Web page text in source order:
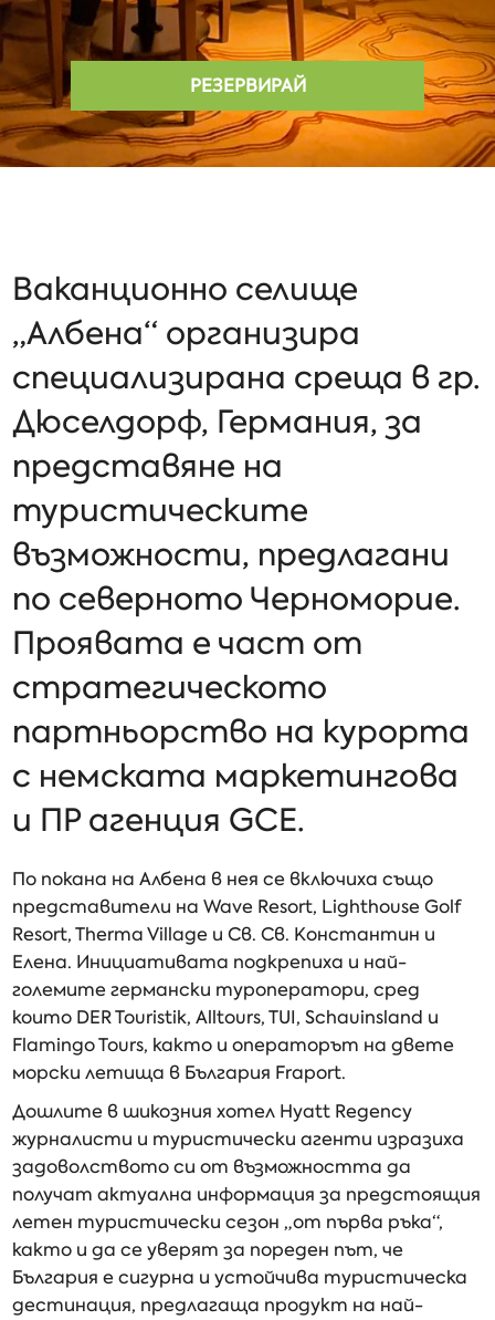
РЕЗЕРВИРАЙ
Ваканционно селище
„Албена“ организира
специализирана среща в гр.
Дюселдорф, Германия, за
представяне на
туристическите
възможности, предлагани
по северното Черноморие.
Проявата е част от
стратегическото
партньорство на курорта
с немската маркетингова
и ПР агенция GCE.
По покана на Албена в нея се включиха също
представители на Wave Resort, Lighthouse Golf
Resort, Therma Village и Св. Св. Константин и
Елена. Инициативата подкрепиха и най-
големите германски туроператори, сред
които DER Touristik, Alltours, TUI, Schauinsland и
Flamingo Tours, както и операторът на двете
морски летища в България Fraport.
Дошлите в шикозния хотел Hyatt Regency
журналисти и туристически агенти изразиха
задоволството си от възможността да
получат актуална информация за предстоящия
летен туристически сезон „от първа ръка“,
както и да се уверят за пореден път, че
България е сигурна и устойчива туристическа
дестинация, предлагаща продукт на най-